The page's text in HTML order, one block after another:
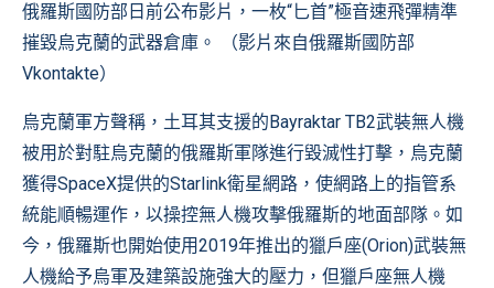
俄羅斯國防部日前公布影片，一枚“匕首”極音速飛彈精準
摧毀烏克蘭的武器倉庫。 （影片來自俄羅斯國防部
Vkontakte）
烏克蘭軍方聲稱，土耳其支援的Bayraktar TB2武裝無人機
被用於對駐烏克蘭的俄羅斯軍隊進行毀滅性打擊，烏克蘭
獲得SpaceX提供的Starlink衛星網路，使網路上的指管系
統能順暢運作，以操控無人機攻擊俄羅斯的地面部隊。如
今，俄羅斯也開始使用2019年推出的獵戶座(Orion)武裝無
人機給予烏軍及建築設施強大的壓力，但獵戶座無人機